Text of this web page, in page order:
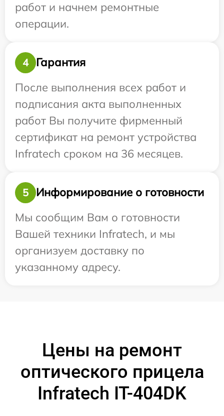
работ и начнем ремонтные
операции.
4
Гарантия
После выполнения всех работ и
подписания акта выполненных
работ Вы получите фирменный
сертификат на ремонт устройства
Infratech сроком на 36 месяцев.
5
Информирование о готовности
Мы сообщим Вам о готовности
Вашей техники Infratech, и мы
организуем доставку по
указанному адресу.
Цены на ремонт
оптического прицела
Infratech IT-404DK